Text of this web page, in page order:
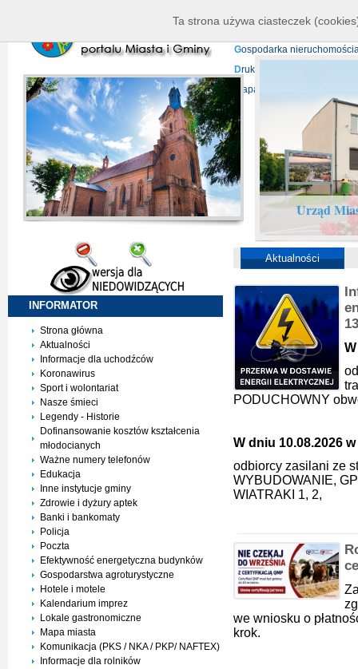
P
rojekty europejskie
Gospodarka
Druki do pobrania
Mapa serwisu
Urząd
INFORMATOR
Strona główna
Aktualności
Informacje dla uchodźców
Koronawirus
Sport i wolontariat
Nasze śmieci
Legendy - Historie
Dofinansowanie kosztów kształcenia
młodocianych
Ważne numery telefonów
Edukacja
Inne instytucje gminy
Zdrowie i dyżury aptek
Banki i bankomaty
Policja
Poczta
Efektywność energetyczna budynków
Gospodarstwa agroturystyczne
Hotele i motele
Kalendarium imprez
Lokale gastronomiczne
Mapa miasta
Komunikacja (PKS / NKA / PKP/ NAFTEX)
Informacje dla rolników
Aktualności
PODUCHOWNY
W dniu 10.08.2026
odbiorcy zasilani ze
WYBUDOWANIE,
WIATRAKI 1, 2,
we wniosku o
krok.
Ta strona używa ciasteczek